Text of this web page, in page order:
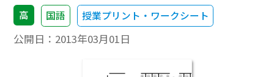
高 国語 授業プリント・ワークシート
公開日： 2013年03月01日